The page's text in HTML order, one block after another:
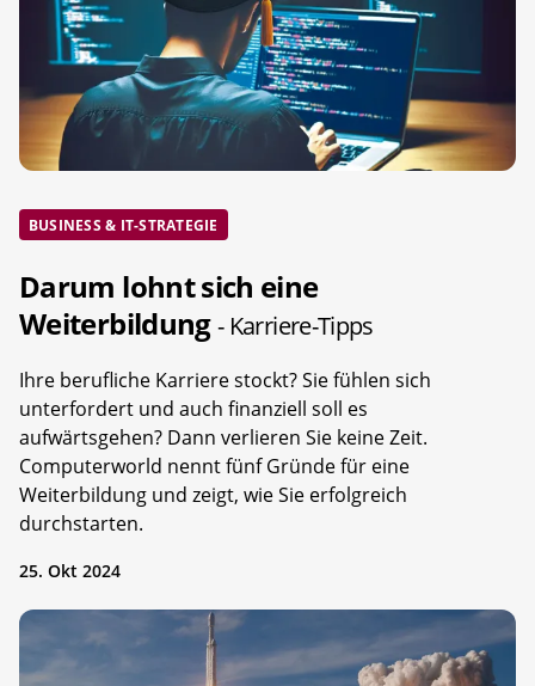
BUSINESS & IT-STRATEGIE
Darum lohnt sich eine
Weiterbildung- Karriere-Tipps
Ihre berufliche Karriere stockt? Sie fühlen sich
unterfordert und auch finanziell soll es
aufwärtsgehen? Dann verlieren Sie keine Zeit.
Computerworld nennt fünf Gründe für eine
Weiterbildung und zeigt, wie Sie erfolgreich
durchstarten.
25. Okt 2024